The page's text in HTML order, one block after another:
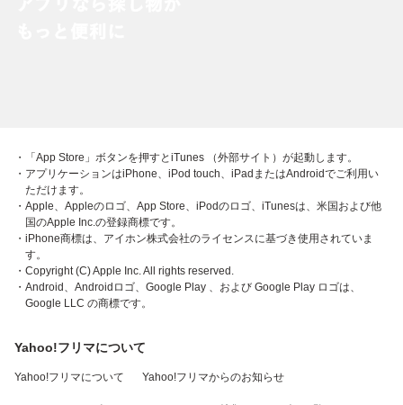
・「App Store」ボタンを押すとiTunes （外部サイト）が起動します。
・アプリケーションはiPhone、iPod touch、iPadまたはAndroidでご利用い
ただけます。
・Apple、Appleのロゴ、App Store、iPodのロゴ、iTunesは、米国および他
国のApple Inc.の登録商標です。
・iPhone商標は、アイホン株式会社のライセンスに基づき使用されていま
す。
・Copyright (C) Apple Inc. All rights reserved.
・Android、Androidロゴ、Google Play 、および Google Play ロゴは、
Google LLC の商標です。
Yahoo!フリマについて
Yahoo!フリマについて Yahoo!フリマからのお知らせ